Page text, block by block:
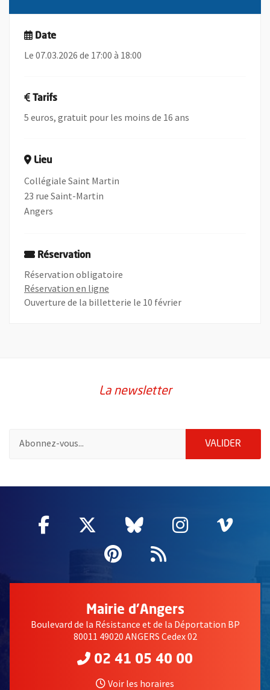
Date
Le 07.03.2026 de 17:00 à 18:00
Tarifs
5 euros, gratuit pour les moins de 16 ans
Lieu
Collégiale Saint Martin
23 rue Saint-Martin
Angers
Réservation
Réservation obligatoire
Réservation en ligne
Ouverture de la billetterie le 10 février
La newsletter
VALIDER
Facebook
, Ouvre une nouvelle fenêtre
Twitter
, Ouvre une nouvelle
Bluesky
, Ouvre une
Instagram
, Ouvre
,
Pinterest
, Ouvre une
Flux RSS
Mairie d'Angers
Boulevard de la Résistance et de la Déportation BP
80011 49020 ANGERS Cedex 02
02 41 05 40 00
Voir les horaires